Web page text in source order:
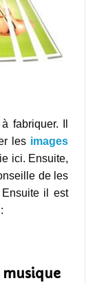
fabriquer. Il
les images
ici. Ensuite,
de les
il est
musique